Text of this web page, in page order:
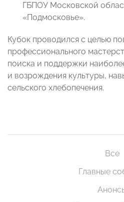
ГБПОУ Московской
«Подмосковье».
Кубок проводился с целью
профессионального
поиска и поддержки
и возрождения культуры,
сельского хлебопечения.
Все
Главные